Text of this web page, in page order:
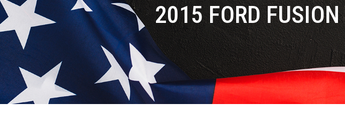
2015 FORD